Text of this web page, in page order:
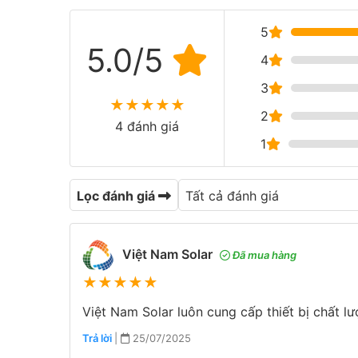
5.0/5
★★★★★
4 đánh giá
5
4
3
2
1
Lọc đánh giá
Việt Nam Solar Đã mua hàng
★★★★★
Việt Nam Solar luôn cung cấp thiết bị chất
Trả lời 25/07/2025